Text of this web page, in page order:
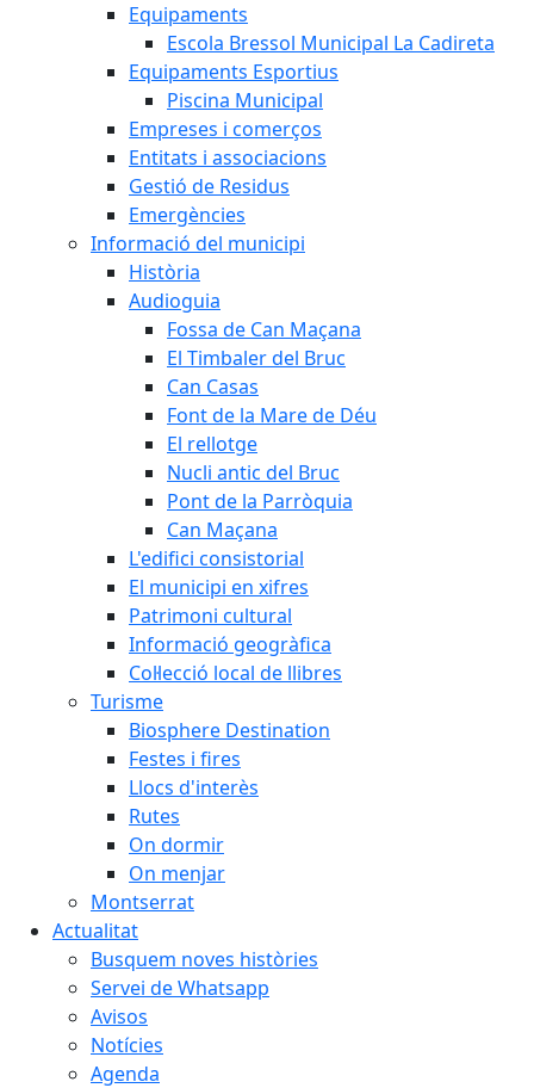
Equipaments
Escola Bressol Municipal La Cadireta
Equipaments Esportius
Piscina Municipal
Empreses i comerços
Entitats i associacions
Gestió de Residus
Emergències
Informació del municipi
Història
Audioguia
Fossa de Can Maçana
El Timbaler del Bruc
Can Casas
Font de la Mare de Déu
El rellotge
Nucli antic del Bruc
Pont de la Parròquia
Can Maçana
L'edifici consistorial
El municipi en xifres
Patrimoni cultural
Informació geogràfica
Col·lecció local de llibres
Turisme
Biosphere Destination
Festes i fires
Llocs d'interès
Rutes
On dormir
On menjar
Montserrat
Actualitat
Busquem noves històries
Servei de Whatsapp
Avisos
Notícies
Agenda